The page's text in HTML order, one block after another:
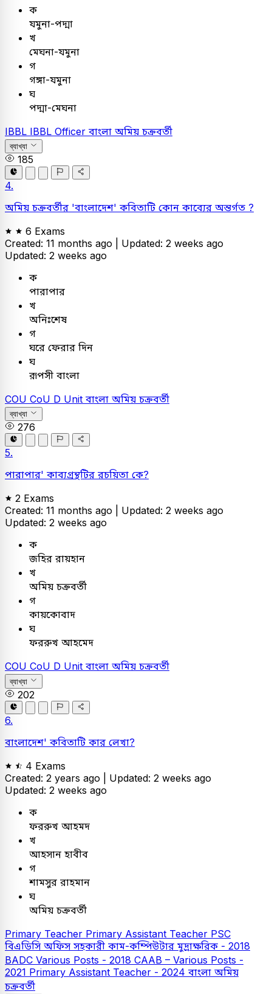
ক
যমুনা-পদ্মা
খ
মেঘনা-যমুনা
গ
গঙ্গা-যমুনা
ঘ
পদ্মা-মেঘনা
IBBL IBBL Officer বাংলা অমিয় চক্রবর্তী
ব্যাখ্যা
185
4.
অমিয় চক্রবর্তীর 'বাংলাদেশ' কবিতাটি কোন কাব্যের অন্তর্গত ?
6 Exams
Created: 11 months ago | Updated: 2 weeks ago
Updated: 2 weeks ago
ক
পারাপার
খ
অনিঃশেষ
গ
ঘরে ফেরার দিন
ঘ
রূপসী বাংলা
COU CoU D Unit বাংলা অমিয় চক্রবর্তী
ব্যাখ্যা
276
5.
পারাপার' কাব্যগ্রন্থটির রচয়িতা কে?
2 Exams
Created: 11 months ago | Updated: 2 weeks ago
Updated: 2 weeks ago
ক
জহির রায়হান
খ
অমিয় চক্রবর্তী
গ
কায়কোবাদ
ঘ
ফররুখ আহমেদ
COU CoU D Unit বাংলা অমিয় চক্রবর্তী
ব্যাখ্যা
202
6.
বাংলাদেশ' কবিতাটি কার লেখা?
4 Exams
Created: 2 years ago | Updated: 2 weeks ago
Updated: 2 weeks ago
ক
ফররুখ আহমদ
খ
আহসান হাবীব
গ
শামসুর রাহমান
ঘ
অমিয় চক্রবর্তী
Primary Teacher Primary Assistant Teacher PSC
বিএডিসি অফিস সহকারী কাম-কম্পিউটার মুদ্রাক্ষরিক - 2018
BADC Various Posts - 2018 CAAB – Various Posts -
2021 Primary Assistant Teacher - 2024 বাংলা অমিয়
চক্রবর্তী